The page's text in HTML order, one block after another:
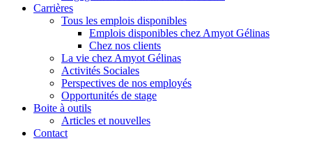
Carrières
Tous les emplois disponibles
Emplois disponibles chez Amyot Gélinas
Chez nos clients
La vie chez Amyot Gélinas
Activités Sociales
Perspectives de nos employés
Opportunités de stage
Boite à outils
Articles et nouvelles
Contact